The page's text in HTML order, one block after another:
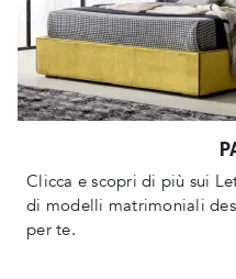
Clicca e scopri di più sui
di modelli matrimoniali
per te.